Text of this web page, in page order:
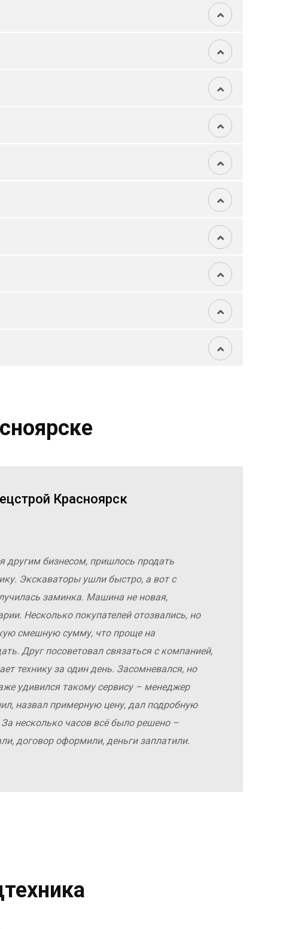
Красноярск
другим бизнесом, пришлось продать
Экскаваторы ушли быстро, а вот с
заминка. Машина не новая,
Несколько покупателей отозвались, но
смешную сумму, что проще на
Друг посоветовал связаться с компанией,
технику за один день. Засомневался, но
удивился такому сервису – менеджер
назвал примерную цену, дал подробную
несколько часов всё было решено –
договор оформили, деньги заплатили.